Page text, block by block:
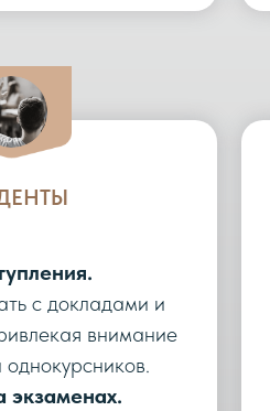
с докладами и
внимание
экзаменах.